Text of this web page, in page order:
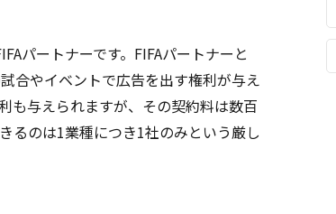
パートナーです。FIFAパートナーと
合やイベントで広告を出す権利が与え
も与えられますが、その契約料は数百
るのは1業種につき1社のみという厳し